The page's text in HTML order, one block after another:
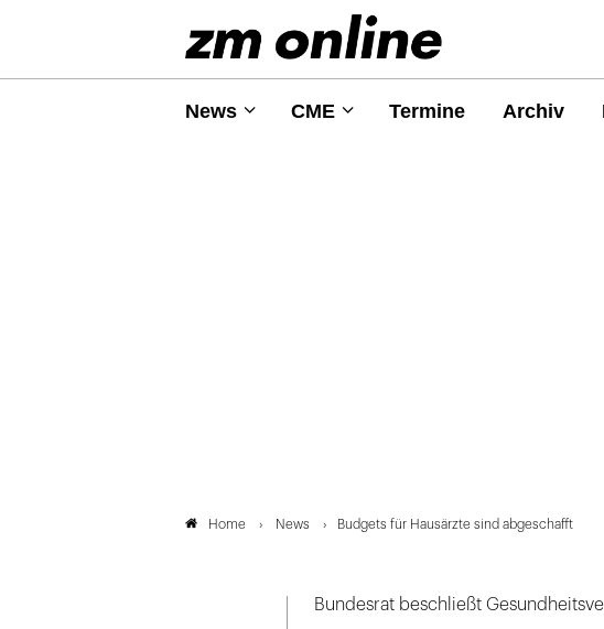
News CME Termine Archiv
Home News Budgets für Hausärzte sind abgeschafft
Bundesrat beschließt